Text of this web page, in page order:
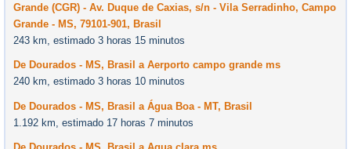
Grande (CGR) - Av. Duque de Caxias, s/n - Vila Serradinho, Campo
Grande - MS, 79101-901, Brasil
243 km, estimado 3 horas 15 minutos
De Dourados - MS, Brasil a Aerporto campo grande ms
240 km, estimado 3 horas 10 minutos
De Dourados - MS, Brasil a Água Boa - MT, Brasil
1.192 km, estimado 17 horas 7 minutos